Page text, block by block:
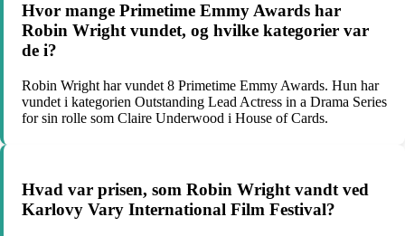
Hvor mange Primetime Emmy Awards har
Robin Wright vundet, og hvilke kategorier var
de i?
Robin Wright har vundet 8 Primetime Emmy Awards. Hun har
vundet i kategorien Outstanding Lead Actress in a Drama Series
for sin rolle som Claire Underwood i House of Cards.
Hvad var prisen, som Robin Wright vandt ved
Karlovy Vary International Film Festival?